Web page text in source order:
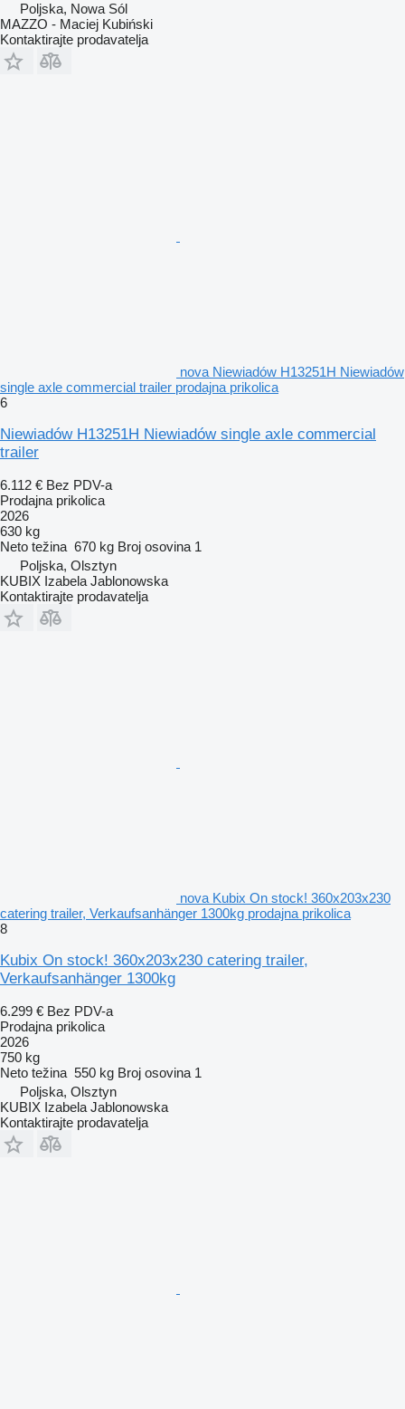
Poljska, Nowa Sól
MAZZO - Maciej Kubiński
Kontaktirajte prodavatelja
nova Niewiadów H13251H Niewiadów
single axle commercial trailer prodajna prikolica
6
Niewiadów H13251H Niewiadów single axle commercial
trailer
6.112 € Bez PDV-a
Prodajna prikolica
2026
630 kg
Neto težina 670 kg Broj osovina 1
Poljska, Olsztyn
KUBIX Izabela Jablonowska
Kontaktirajte prodavatelja
nova Kubix On stock! 360x203x230
catering trailer, Verkaufsanhänger 1300kg prodajna prikolica
8
Kubix On stock! 360x203x230 catering trailer,
Verkaufsanhänger 1300kg
6.299 € Bez PDV-a
Prodajna prikolica
2026
750 kg
Neto težina 550 kg Broj osovina 1
Poljska, Olsztyn
KUBIX Izabela Jablonowska
Kontaktirajte prodavatelja